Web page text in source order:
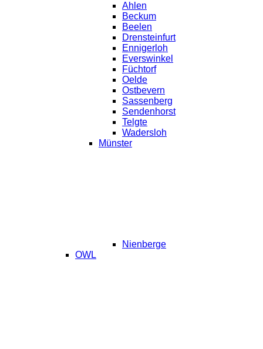
Ahlen
Beckum
Beelen
Drensteinfurt
Ennigerloh
Everswinkel
Füchtorf
Oelde
Ostbevern
Sassenberg
Sendenhorst
Telgte
Wadersloh
Münster
Nienberge
OWL